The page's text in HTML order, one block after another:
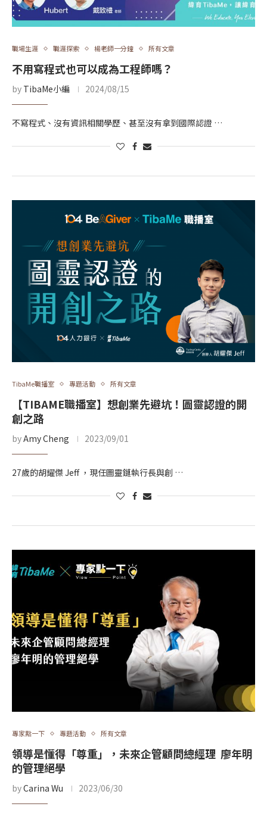
職場生涯 職涯探索 楊老師一分鐘 所有文章
不用寫程式也可以成為工程師嗎？
by TibaMe小編 2024/08/15
不寫程式、沒有資訊相關學歷、甚至沒有拿到國際認證 …
TibaMe職播室 專題活動 所有文章
【TIBAME職播室】想創業先避坑！圖靈認證的開
創之路
byAmy Cheng 2023/09/01
27歲的胡耀傑 Jeff ，現任圖靈鏈執行長與創 …
專家點一下 專題活動 所有文章
領導是懂得「尊重」，未來企管顧問總經理 廖年明
的管理絕學
byCarina Wu 2023/06/30